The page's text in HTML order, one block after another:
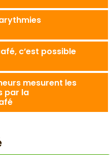
c’est possible
mesurent les
par la